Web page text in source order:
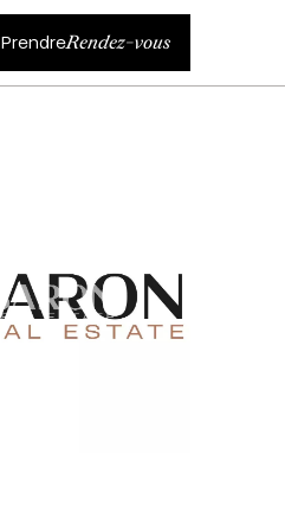
PrendreRendez-vous